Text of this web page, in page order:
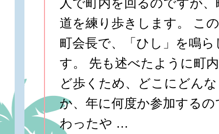
人で町内を回るのですが
道を練り歩きします。 こ
町会長で、「ひし」を鳴
す。 先も述べたように町
ど歩くため、どこにどん
か、年に何度か参加する
わったや …